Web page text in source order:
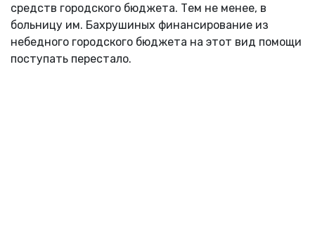
средств городского бюджета. Тем не менее, в
больницу им. Бахрушиных финансирование из
небедного городского бюджета на этот вид помощи
поступать перестало.